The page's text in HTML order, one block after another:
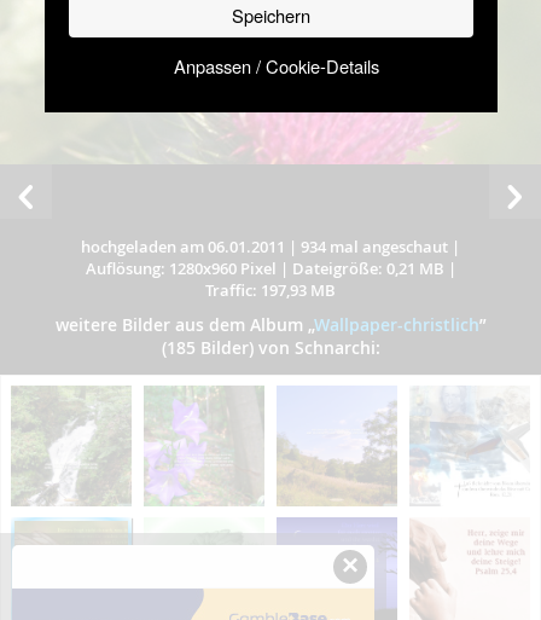
Speichern
Anpassen / Cookie-Details
hochgeladen am 06.01.2011 | 934 mal angeschaut |
Auflösung: 1280x960 Pixel | Dateigröße: 0,21 MB |
Traffic: 197,93 MB
weitere Bilder aus dem Album „Wallpaper-christlich”
(185 Bilder) von Schnarchi:
×